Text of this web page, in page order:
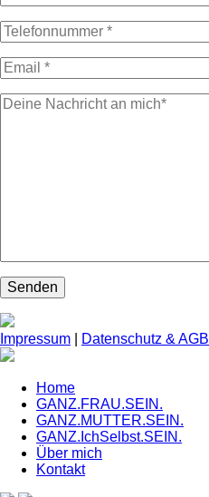
Impressum Datenschutz & AGB
Home
GANZ.FRAU.SEIN.
GANZ.MUTTER.SEIN.
GANZ.IchSelbst.SEIN.
Über mich
Kontakt